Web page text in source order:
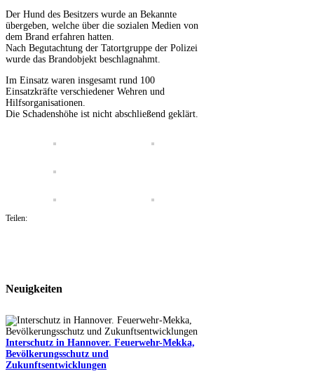
Der Hund des Besitzers wurde an Bekannte
übergeben, welche über die sozialen Medien von
dem Brand erfahren hatten.
Nach Begutachtung der Tatortgruppe der Polizei
wurde das Brandobjekt beschlagnahmt.
Im Einsatz waren insgesamt rund 100
Einsatzkräfte verschiedener Wehren und
Hilfsorganisationen.
Die Schadenshöhe ist nicht abschließend geklärt.
Teilen:
Neuigkeiten
Interschutz in Hannover. Feuerwehr-Mekka,
Bevölkerungsschutz und
Zukunftsentwicklungen